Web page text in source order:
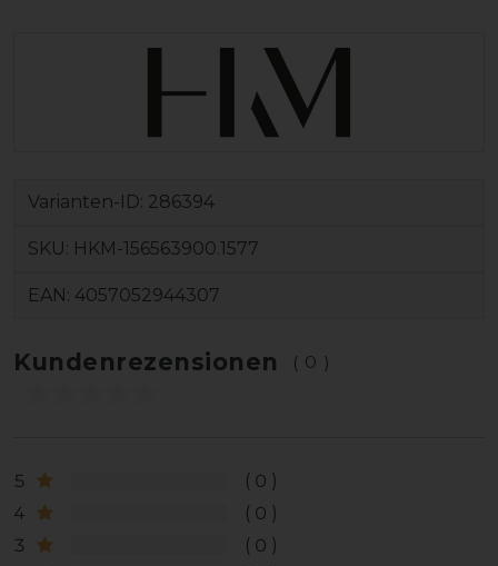
Varianten-ID: 286394
SKU: HKM-156563900.1577
EAN: 4057052944307
Kundenrezensionen (0)
5
0
4
0
3
0